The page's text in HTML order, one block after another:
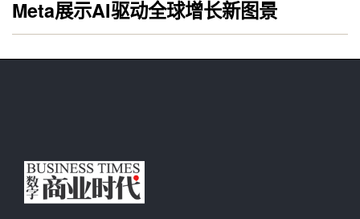
Meta展示AI驱动全球增长新图景